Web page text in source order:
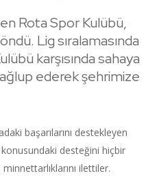
Rota Spor Kulübü,
Lig sıralamasında
karşısında sahaya
ederek şehrimize
başarılarını destekleyen
desteğini hiçbir
ilettiler.